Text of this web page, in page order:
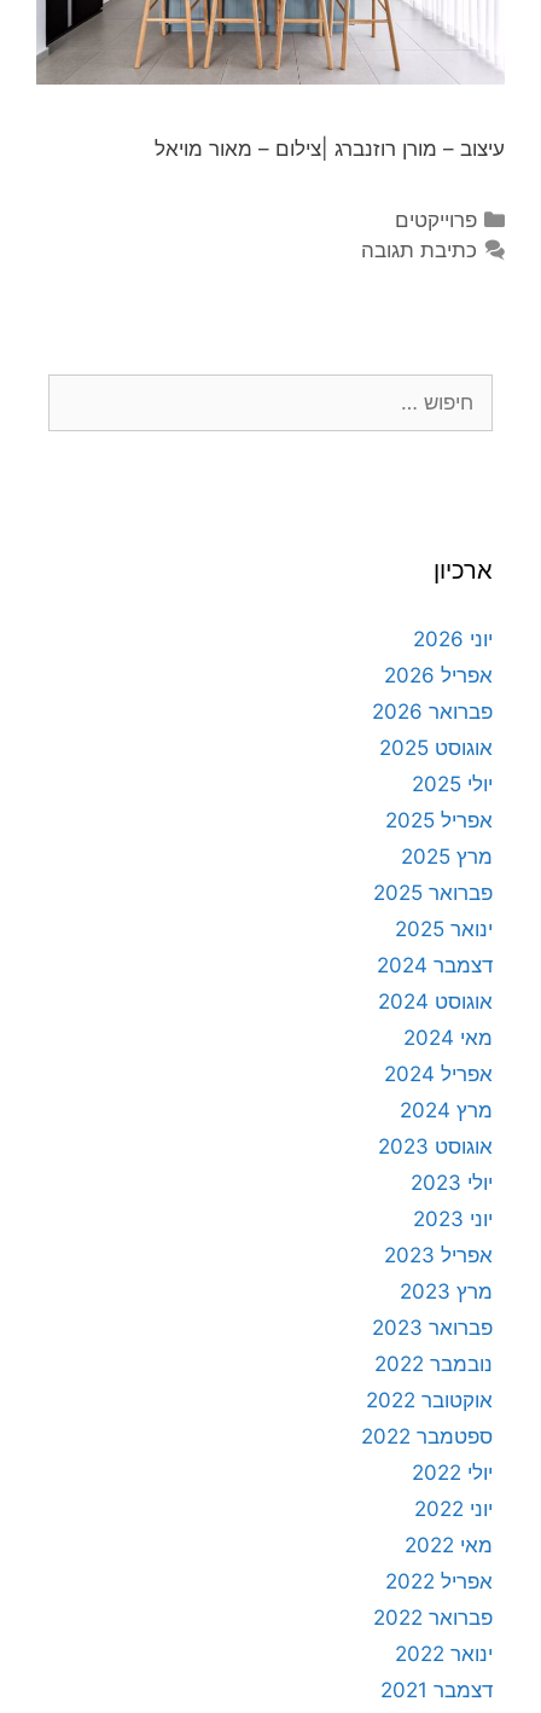
עיצוב – מורן רוזנברג |צילום – מאור מויאל
פרוייקטים
כתיבת תגובה
ארכיון
יוני 2026
אפריל 2026
פברואר 2026
אוגוסט 2025
יולי 2025
אפריל 2025
מרץ 2025
פברואר 2025
ינואר 2025
דצמבר 2024
אוגוסט 2024
מאי 2024
אפריל 2024
מרץ 2024
אוגוסט 2023
יולי 2023
יוני 2023
אפריל 2023
מרץ 2023
פברואר 2023
נובמבר 2022
אוקטובר 2022
ספטמבר 2022
יולי 2022
יוני 2022
מאי 2022
אפריל 2022
פברואר 2022
ינואר 2022
דצמבר 2021